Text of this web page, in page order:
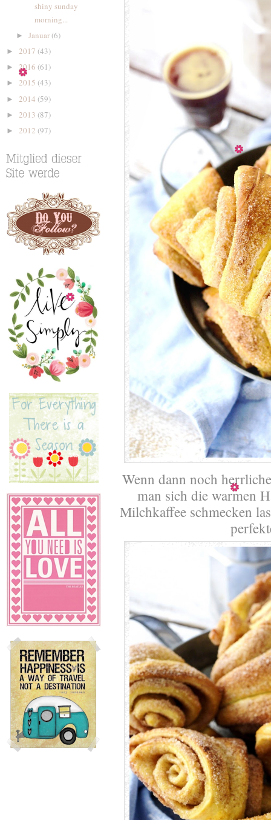
shiny sunday
morning...
► Januar(6)
► 2017 (43)
► 2016 (61)
► 2015 (43)
► 2014 (59)
► 2013 (87)
► 2012 (97)
Wenn dann noch
man sich die warmen
Milchkaffee schmecken